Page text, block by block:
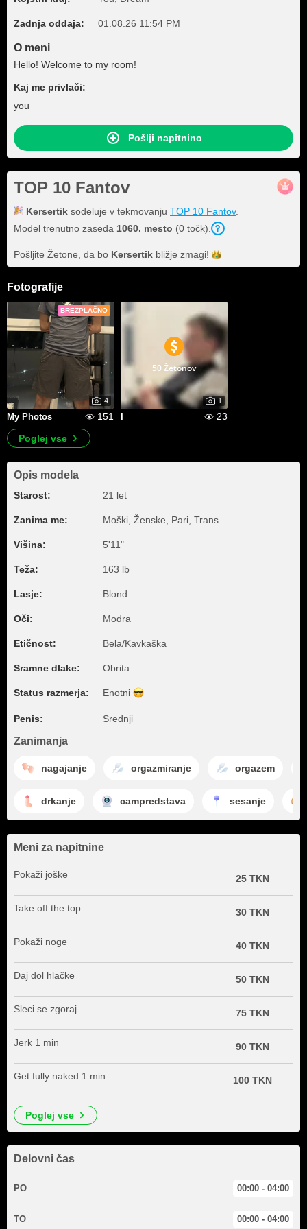
Zadnja oddaja: 01.08.26 11:54 PM
O meni
Hello! Welcome to my room!
Kaj me privlači:
you
Pošlji napitnino
TOP 10 Fantov
Kersertik sodeluje v tekmovanju TOP 10 Fantov.
Model trenutno zaseda 1060. mesto (0 točk).
Pošljite Žetone, da bo Kersertik bližje zmagi!
Fotografije
BREZPLAČNO
4
My Photos 151
50 Žetonov
1
23
Poglej vse
Opis modela
Starost: 21 let
Zanima me: Moški, Ženske, Pari, Trans
Višina: 5'11"
Teža: 163 lb
Lasje: Blond
Oči: Modra
Etičnost: Bela/Kavkaška
Sramne dlake: Obrita
Status razmerja: Enotni
Penis: Srednji
Zanimanja
nagajanje orgazmiranje orgazem
drkanje campredstava sesanje
Meni za napitnine
Pokaži joške 25 TKN
Take off the top 30 TKN
Pokaži noge 40 TKN
Daj dol hlačke 50 TKN
Sleci se zgoraj 75 TKN
Jerk 1 min 90 TKN
Get fully naked 1 min 100 TKN
poglej vse
Delovni čas
PO 00:00 - 04:00
TO 00:00 - 04:00